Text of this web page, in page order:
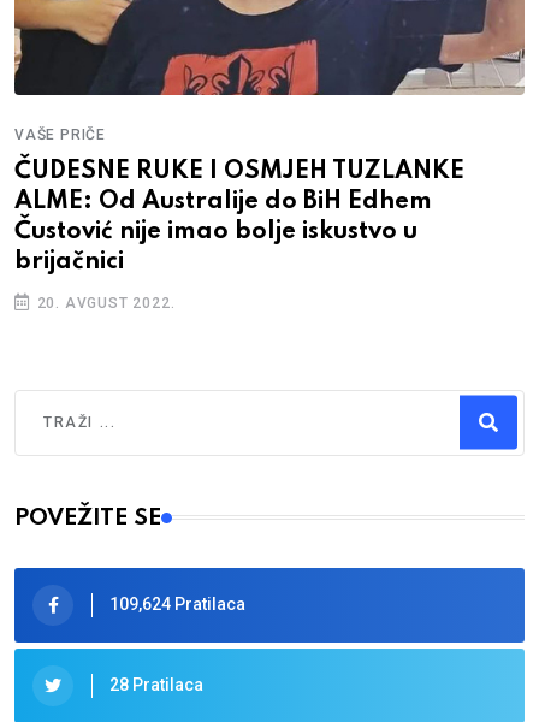
VAŠE PRIČE
ČUDESNE RUKE I OSMJEH TUZLANKE
ALME: Od Australije do BiH Edhem
Čustović nije imao bolje iskustvo u
brijačnici
20. AVGUST 2022.
Type 2 or more characters for results.
POVEŽITE SE
109,624 Pratilaca
28 Pratilaca